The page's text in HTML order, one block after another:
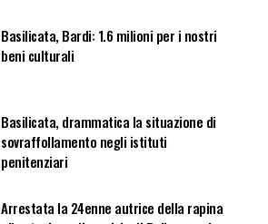
Basilicata, Bardi: 1.6 milioni per i nostri
beni culturali
Basilicata, drammatica la situazione di
sovraffollamento negli istituti
penitenziari
Arrestata la 24enne autrice della rapina